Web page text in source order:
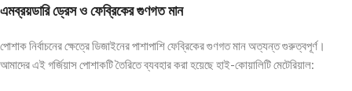
এমব্রয়ডারি ড্রেস ও ফেব্রিকের গুণগত মান
পোশাক নির্বাচনের ক্ষেত্রে ডিজাইনের পাশাপাশি ফেব্রিকের গুণগত মান অত্যন্ত গুরুত্বপূর্ণ।
আমাদের এই গর্জিয়াস পোশাকটি তৈরিতে ব্যবহার করা হয়েছে হাই-কোয়ালিটি মেটেরিয়াল: